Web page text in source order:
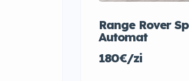
Range Rover
Automat
180€/zi